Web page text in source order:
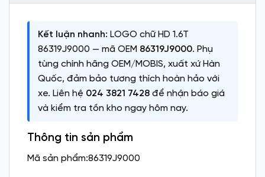
Kết luận nhanh: LOGO chữ HD 1.6T
86319J9000 — mã OEM 86319J9000. Phụ
tùng chính hãng OEM/MOBIS, xuất xứ Hàn
Quốc, đảm bảo tương thích hoàn hảo với
xe. Liên hệ 024 3821 7428 để nhận báo giá
và kiểm tra tồn kho ngay hôm nay.
Thông tin sản phẩm
Mã sản phẩm:86319J9000